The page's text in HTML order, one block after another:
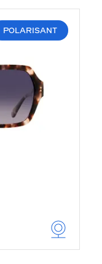
POLARISANT